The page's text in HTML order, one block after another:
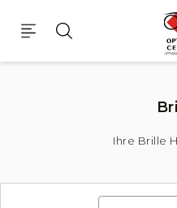
Brillen
Ihre Brille